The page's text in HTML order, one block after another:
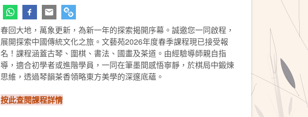
春回大地，萬象更新，為新一年的探索揭開序幕。誠邀您一同啟程，
展開探索中國傳統文化之旅。文藝苑2026年度春季課程現已接受報
名！課程涵蓋古琴、圍棋、書法、國畫及茶道。由經驗導師親自指
導，適合初學者或進階學員，一同在筆墨間感悟寧靜，於棋局中鍛煉
思維，透過琴韻茶香領略東方美學的深邃底蘊。
按此查閱課程詳情